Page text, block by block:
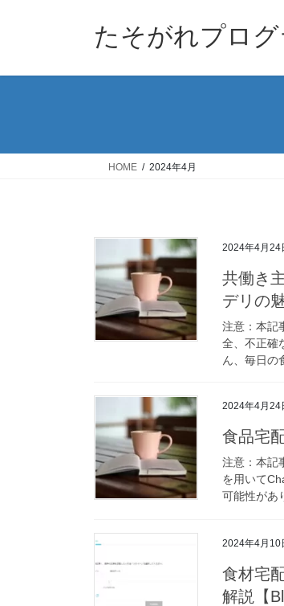
たそがれプロ
HOME 2024年4月
2024年4月24
共働き
デリの
注意：本記
全、不正確
ん、毎日の
2024年4月24
食品宅
注意：本記
を用いて
可能性があ
2024年4月10
食材宅
解説【